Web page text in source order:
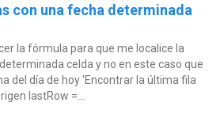
con una fecha determinada
la fórmula para que me localice la
celda y no en este caso que
del día de hoy 'Encontrar la última fila
lastRow =...